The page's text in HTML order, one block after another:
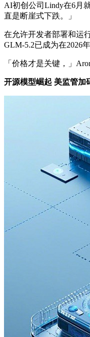
AI初创公司Lindy在6月
直是断崖式下跌。」
在允许开发者部署和运
GLM-5.2已成为在2026
「价格才是关键，」
开源模型崛起 美监管加